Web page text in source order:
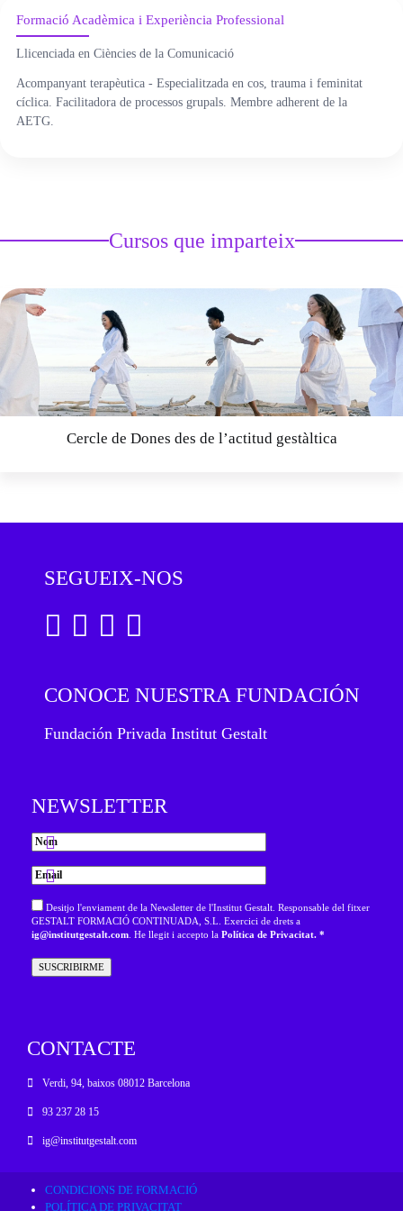
ÀREA DE PEDAGOGIA SISTÈMICA
ÀREA DE INTERVENCIÓ ESTRATÈGICA
Formació Acadèmica i Experiència Professional
Llicenciada en Ciències de la Comunicació
Acompanyant terapèutica - Especialitzada en cos, trauma i feminitat
cíclica. Facilitadora de processos grupals. Membre adherent de la
AETG.
Cursos que imparteix
Cercle de Dones des de l’actitud gestàltica
SEGUEIX-NOS
CONOCE NUESTRA FUNDACIÓN
Fundación Privada Institut Gestalt
NEWSLETTER
Desitjo l'enviament de la Newsletter de l'Institut Gestalt. Responsable del fitxer
GESTALT FORMACIÓ CONTINUADA, S.L. Exercici de drets a
ig@institutgestalt.com. He llegit i accepto la Política de Privacitat. *
CONTACTE
Verdi, 94, baixos 08012 Barcelona
93 237 28 15
ig@institutgestalt.com
CONDICIONS DE FORMACIÓ
POLÍTICA DE PRIVACITAT